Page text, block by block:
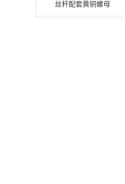
丝杆配套黄铜螺母